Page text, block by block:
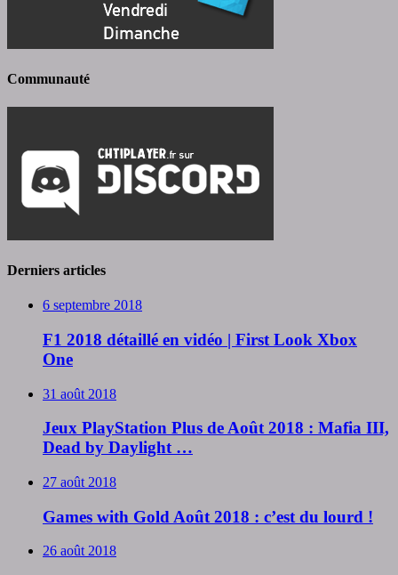
Communauté
Derniers articles
6 septembre 2018
F1 2018 détaillé en vidéo | First Look Xbox
One
31 août 2018
Jeux PlayStation Plus de Août 2018 : Mafia III,
Dead by Daylight …
27 août 2018
Games with Gold Août 2018 : c’est du lourd !
26 août 2018